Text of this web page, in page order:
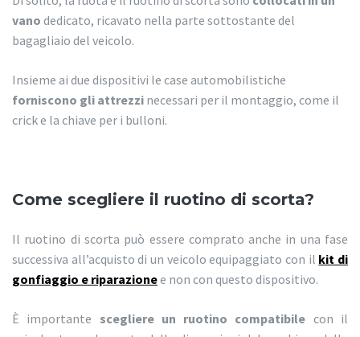
vano dedicato, ricavato nella parte sottostante del
bagagliaio del veicolo.
Insieme ai due dispositivi le case automobilistiche
forniscono gli attrezzi necessari per il montaggio, come il
crick e la chiave per i bulloni.
Come scegliere il ruotino di scorta?
Il ruotino di scorta può essere comprato anche in una fase
successiva all’acquisto di un veicolo equipaggiato con il kit di
gonfiaggio e riparazionee non con questo dispositivo.
È importante scegliere un ruotino compatibile con il